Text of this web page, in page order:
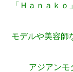
「Ｈａｎａｋ
モデルや美容師
アジアンモ